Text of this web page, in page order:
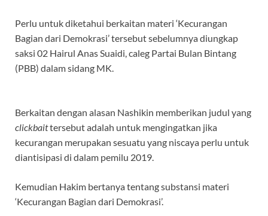
Perlu untuk diketahui berkaitan materi ‘Kecurangan
Bagian dari Demokrasi’ tersebut sebelumnya diungkap
saksi 02 Hairul Anas Suaidi, caleg Partai Bulan Bintang
(PBB) dalam sidang MK.
Berkaitan dengan alasan Nashikin memberikan judul yang
clickbaittersebut adalah untuk mengingatkan jika
kecurangan merupakan sesuatu yang niscaya perlu untuk
diantisipasi di dalam pemilu 2019.
Kemudian Hakim bertanya tentang substansi materi
‘Kecurangan Bagian dari Demokrasi’.